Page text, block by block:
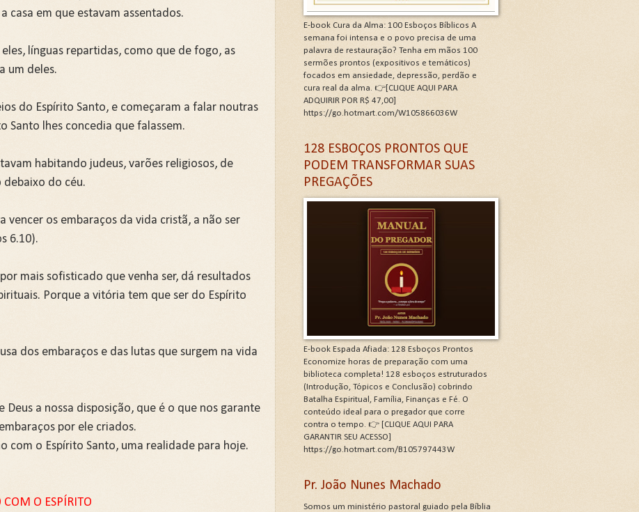
Caminhos de Gratidão e Renovação.Clique na letra G
O CÓDIGO DA GRATIDÃO. Clique na letra G
Gigantes da Alma. Clique na letra G
DA IGREJA PARA A EVANGELIZAÇÃO. Clique na letra G
casa em que estavam assentados.
línguas repartidas, como que de fogo, as
um deles.
do Espírito Santo, e começaram a falar noutras
Santo lhes concedia que falassem.
habitando judeus, varões religiosos, de
debaixo do céu.
vencer os embaraços da vida cristã, a não ser
6.10).
mais sofisticado que venha ser, dá resultados
Porque a vitória tem que ser do Espírito
dos embaraços e das lutas que surgem na vida
Deus a nossa disposição, que é o que nos garante
por ele criados.
com o Espírito Santo, uma realidade para hoje.
COM O ESPÍRITO
E-book Cura da Alma: 100 Esboços Bíblicos A
semana foi intensa e o povo precisa de uma
palavra de restauração? Tenha em mãos 100
sermões prontos (expositivos e temáticos)
focados em ansiedade, depressão, perdão e
cura real da alma. 👉[CLIQUE AQUI PARA
ADQUIRIR POR R$ 47,00]
https://go.hotmart.com/W105866036W
128 ESBOÇOS PRONTOS QUE
PODEM TRANSFORMAR SUAS
PREGAÇÕES
E-book Espada Afiada: 128 Esboços Prontos
Economize horas de preparação com uma
biblioteca completa! 128 esboços estruturados
(Introdução, Tópicos e Conclusão) cobrindo
Batalha Espiritual, Família, Finanças e Fé. O
conteúdo ideal para o pregador que corre
contra o tempo. 👉 [CLIQUE AQUI PARA
GARANTIR SEU ACESSO]
https://go.hotmart.com/B105797443W
Pr. João Nunes Machado
Somos um ministério pastoral guiado pela Bíblia